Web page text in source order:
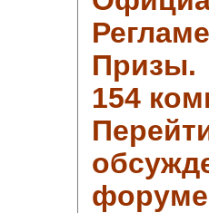
Призы.
154
форуме